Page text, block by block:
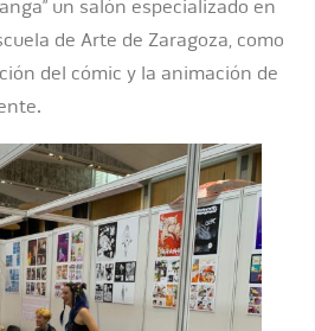
un salón especializado en
de Arte de Zaragoza, como
del cómic y la animación de